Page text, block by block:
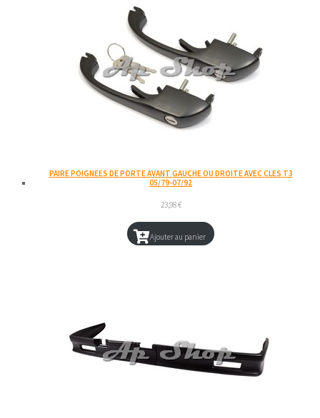
PAIRE POIGNEES DE PORTE AVANT GAUCHE OU DROITE AVEC CLES T3
05/79-07/92
23,98€
Ajouter au panier